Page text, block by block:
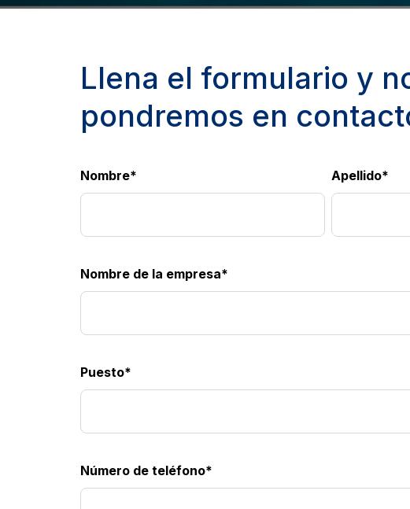
Llena el formulario y
pondremos en
Nombre* Apellido*
Nombre de la empresa*
Puesto*
Número de teléfono*